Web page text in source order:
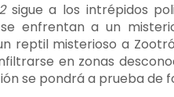
sigue a los intrépidos
enfrentan a un
reptil misterioso a
en zonas
se pondrá a prueba de